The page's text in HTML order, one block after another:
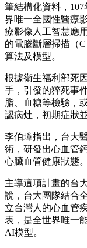
筆結構化資料，
界唯一全國性醫療
療影像人工智慧應
的電腦斷層掃描（
算法及模型。
根據衛生福利部死
手，引發的猝死事
脂、血糖等檢驗，
認病灶，初期症狀
李伯璋指出，台大
術，研發出心血管
心臟血管健康狀態。
主導這項計畫的台
說，台大團隊結合
立台灣人的心血管
表，是全世界唯一
AI模型。